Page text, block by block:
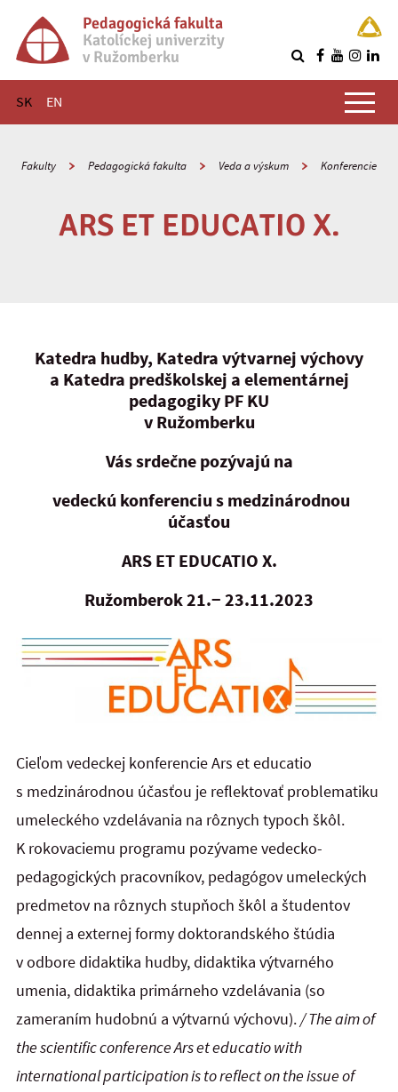
Pedagogická fakulta
Katolíckej univerzity
v Ružomberku
SK EN
Hlavné menu
Fakulty Pedagogická fakulta Veda a výskum Konferencie
ARS ET EDUCATIO X.
Katedra hudby, Katedra výtvarnej výchovy
a Katedra predškolskej a elementárnej
pedagogiky PF KU
v Ružomberku
Vás srdečne pozývajú na
vedeckú konferenciu s medzinárodnou
účasťou
ARS ET EDUCATIO X.
Ružomberok 21.− 23.11.2023
Cieľom vedeckej konferencie Ars et educatio
s medzinárodnou účasťou je reflektovať problematiku
umeleckého vzdelávania na rôznych typoch škôl.
K rokovaciemu programu pozývame vedecko-
pedagogických pracovníkov, pedagógov umeleckých
predmetov na rôznych stupňoch škôl a študentov
dennej a externej formy doktorandského štúdia
v odbore didaktika hudby, didaktika výtvarného
umenia, didaktika primárneho vzdelávania (so
zameraním hudobnú a výtvarnú výchovu)./The aim of
the scientific conference Ars et educatio with
international participation is to reflect on the issue of